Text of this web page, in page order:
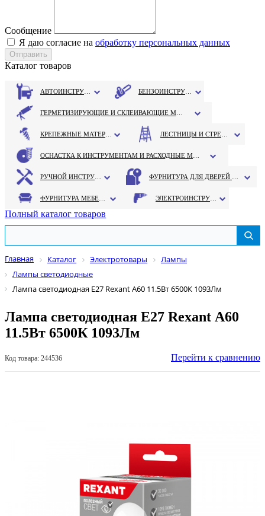
Сообщение
Я даю согласие на обработку персональных данных
Каталог товаров
Полный каталог товаров
Главная Каталог Электротовары
Лампы
Лампы светодиодные
Лампа светодиодная Е27 Rexant А60 11.5Вт 6500К 1093Лм
Лампа светодиодная Е27 Rexant А60
11.5Вт 6500К 1093Лм
Код товара: 244536 Перейти к сравнению